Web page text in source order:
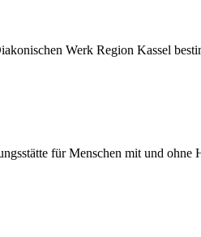
Werk Region Kassel
für Menschen mit und ohne